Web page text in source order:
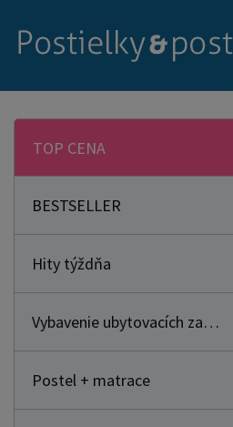
TOP CENA
BESTSELLER
Hity týždňa
Vybavenie ubytovacích zariadení
Postel + matrace